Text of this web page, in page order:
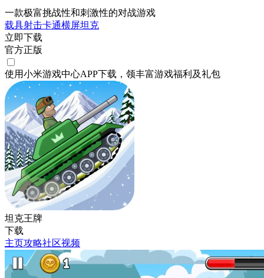
一款极富挑战性和刺激性的对战游戏
载具射击卡通横屏坦克
立即下载
官方正版
使用小米游戏中心APP下载 ，领丰富游戏福利 及礼包
坦克王牌
下载
主页攻略社区视频